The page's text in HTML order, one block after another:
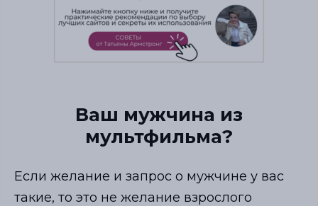
Ваш мужчина из
мультфильма?
Если желание и запрос о мужчине у вас
такие, то это не желание взрослого